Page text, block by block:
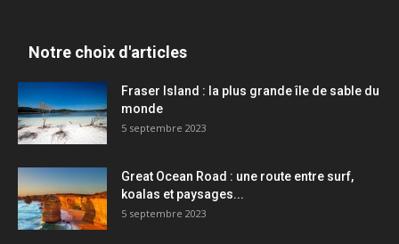
Notre choix d'articles
Fraser Island : la plus grande île de sable du
monde
5 septembre 2023
Great Ocean Road : une route entre surf,
koalas et paysages...
5 septembre 2023